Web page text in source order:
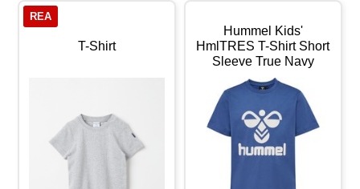
T-Shirt
REA
Hummel Kids'
HmlTRES T-Shirt Short
Sleeve True Navy